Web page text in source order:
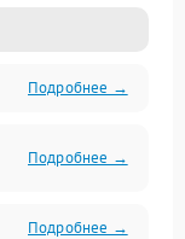
Подробнее →
Подробнее →
Подробнее →